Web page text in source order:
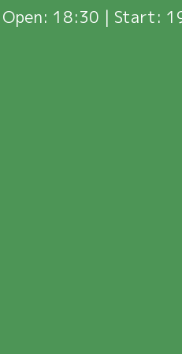
Open: 18:30 | Start: